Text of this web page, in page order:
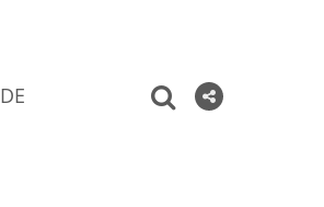
DE